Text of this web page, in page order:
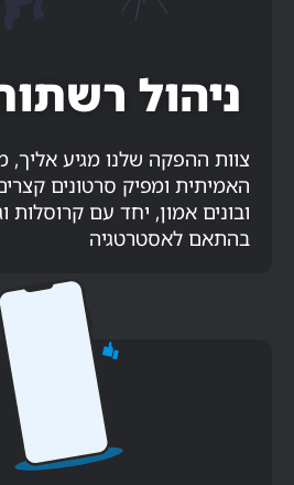
ניהול
צוות ההפקה שלנו מגיע
האמיתית ומפיק סרטונים
ובונים אמון, יחד עם קרוסלות
בהתאם לאסטרטגיה